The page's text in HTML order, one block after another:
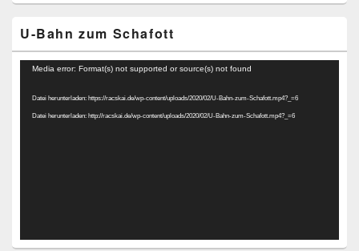
U-Bahn zum Schafott
Video-
Media error: Format(s) not supported or source(s) not found
Datei herunterladen: https://racskai.de/wp-content/uploads/2020/02/U-Bahn-zum-Schafott.mp4?_=6
Datei herunterladen: http://racskai.de/wp-content/uploads/2020/02/U-Bahn-zum-Schafott.mp4?_=6